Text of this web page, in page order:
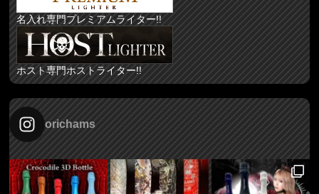
名入れ専門プレミアムライター!!
ホスト専門ホストライター!!
orichams